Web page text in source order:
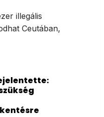
illegális
Ceutában,